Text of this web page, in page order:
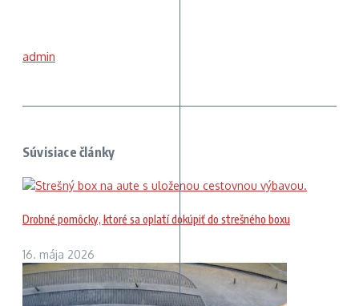
admin
Súvisiace články
Drobné pomôcky, ktoré sa oplatí dokúpiť do strešného boxu
16. mája 2026